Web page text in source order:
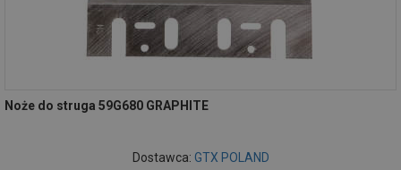
Noże do struga 59G680 GRAPHITE
Dostawca: GTX POLAND